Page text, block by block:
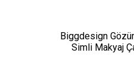
Biggdesign
Simli Makyaj